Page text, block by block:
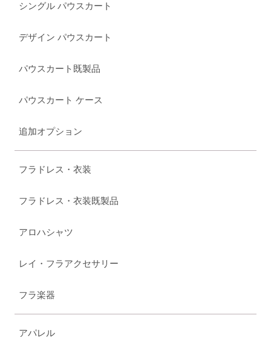
シングル パウスカート
デザイン パウスカート
パウスカート既製品
パウスカート ケース
追加オプション
フラドレス・衣装
フラドレス・衣装既製品
アロハシャツ
レイ・フラアクセサリー
フラ楽器
アパレル